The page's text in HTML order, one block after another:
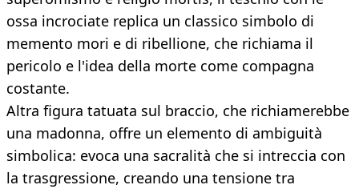
ossa incrociate replica un classico simbolo di
memento mori e di ribellione, che richiama il
pericolo e l'idea della morte come compagna
costante.
Altra figura tatuata sul braccio, che richiamerebbe
una madonna, offre un elemento di ambiguità
simbolica: evoca una sacralità che si intreccia con
la trasgressione, creando una tensione tra